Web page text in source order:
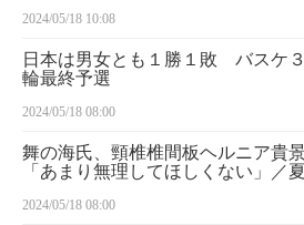
2024/05/18 10:08
日本は男女とも１勝１敗 バスケ
輪最終予選
2024/05/18 08:00
舞の海氏、頸椎椎間板ヘルニア貴
「あまり無理してほしくない」／
2024/05/18 08:00